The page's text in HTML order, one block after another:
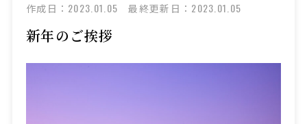
作成日： 2023.01.05 最終更新日： 2023.01.05
新年のご挨拶